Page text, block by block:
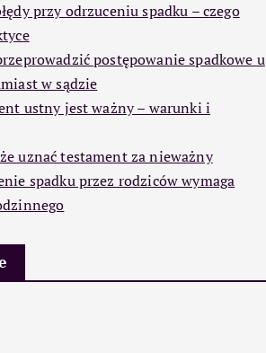
przy odrzuceniu spadku – czego
postępowanie spadkowe u
w sądzie
ustny jest ważny – warunki i
uznać testament za nieważny
spadku przez rodziców wymaga